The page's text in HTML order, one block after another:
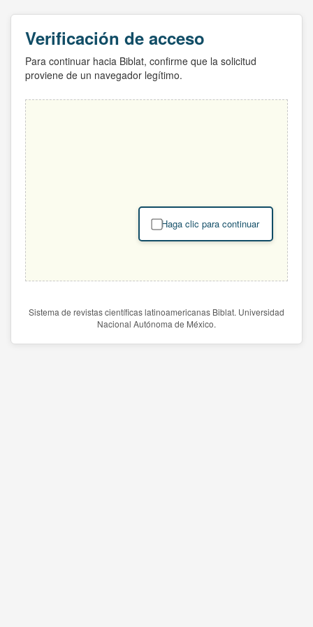
Verificación de acceso
Para continuar hacia Biblat, confirme que la solicitud
proviene de un navegador legítimo.
Haga clic para continuar
Sistema de revistas científicas latinoamericanas Biblat. Universidad
Nacional Autónoma de México.